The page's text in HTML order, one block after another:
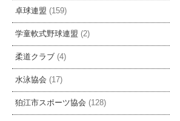
卓球連盟 (159)
学童軟式野球連盟 (2)
柔道クラブ (4)
水泳協会 (17)
狛江市スポーツ協会 (128)